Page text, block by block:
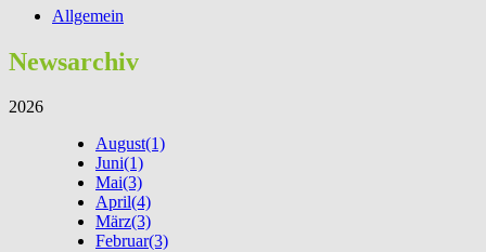
Allgemein
Newsarchiv
2026
August(1)
Juni(1)
Mai(3)
April(4)
März(3)
Februar(3)